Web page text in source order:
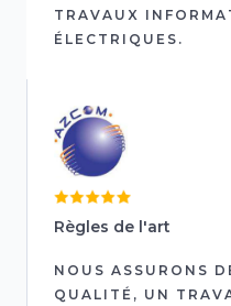
TRAVAUX
ÉLECTRIQUES.
Règles de l'art
NOUS ASSURONS
QUALITÉ, UN